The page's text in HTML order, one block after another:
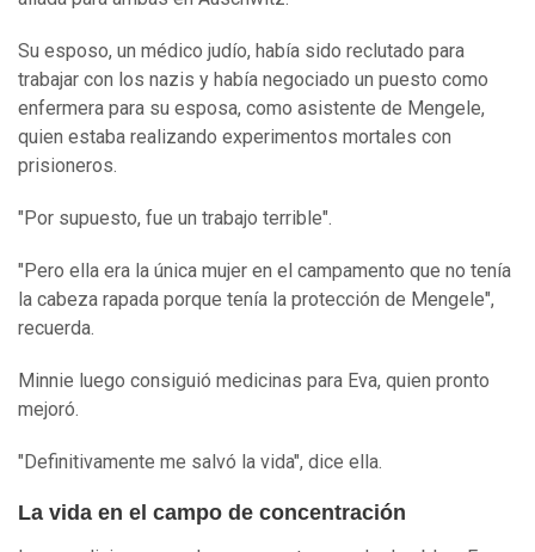
Su esposo, un médico judío, había sido reclutado para
trabajar con los nazis y había negociado un puesto como
enfermera para su esposa, como asistente de Mengele,
quien estaba realizando experimentos mortales con
prisioneros.
"Por supuesto, fue un trabajo terrible".
"Pero ella era la única mujer en el campamento que no tenía
la cabeza rapada porque tenía la protección de Mengele",
recuerda.
Minnie luego consiguió medicinas para Eva, quien pronto
mejoró.
"Definitivamente me salvó la vida", dice ella.
La vida en el campo de concentración